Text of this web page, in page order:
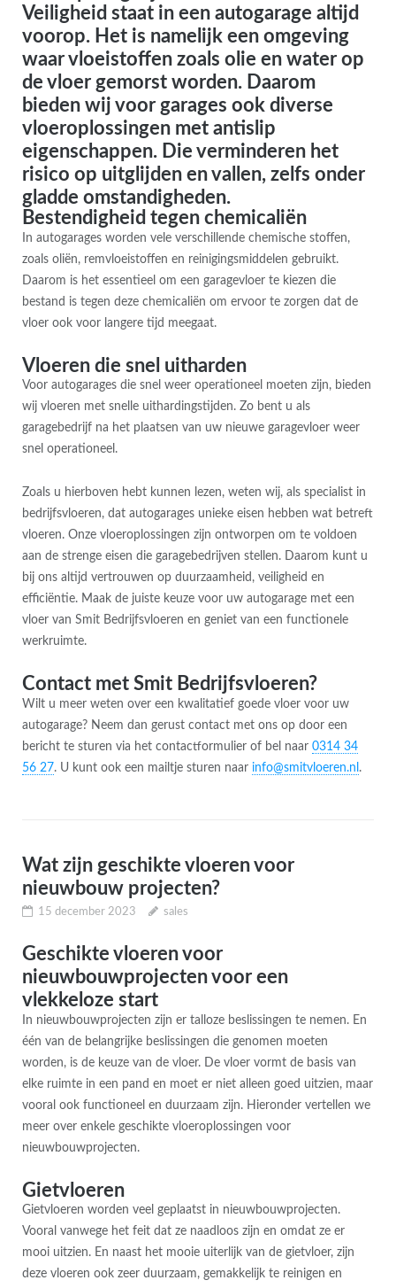
Veiligheid staat in een autogarage altijd
voorop. Het is namelijk een omgeving
waar vloeistoffen zoals olie en water op
de vloer gemorst worden. Daarom
bieden wij voor garages ook diverse
vloeroplossingen met antislip
eigenschappen. Die verminderen het
risico op uitglijden en vallen, zelfs onder
gladde omstandigheden.
Bestendigheid tegen chemicaliën
In autogarages worden vele verschillende chemische stoffen,
zoals oliën, remvloeistoffen en reinigingsmiddelen gebruikt.
Daarom is het essentieel om een garagevloer te kiezen die
bestand is tegen deze chemicaliën om ervoor te zorgen dat de
vloer ook voor langere tijd meegaat.
Vloeren die snel uitharden
Voor autogarages die snel weer operationeel moeten zijn, bieden
wij vloeren met snelle uithardingstijden. Zo bent u als
garagebedrijf na het plaatsen van uw nieuwe garagevloer weer
snel operationeel.
Zoals u hierboven hebt kunnen lezen, weten wij, als specialist in
bedrijfsvloeren, dat autogarages unieke eisen hebben wat betreft
vloeren. Onze vloeroplossingen zijn ontworpen om te voldoen
aan de strenge eisen die garagebedrijven stellen. Daarom kunt u
bij ons altijd vertrouwen op duurzaamheid, veiligheid en
efficiëntie. Maak de juiste keuze voor uw autogarage met een
vloer van Smit Bedrijfsvloeren en geniet van een functionele
werkruimte.
Contact met Smit Bedrijfsvloeren?
Wilt u meer weten over een kwalitatief goede vloer voor uw
autogarage? Neem dan gerust contact met ons op door een
bericht te sturen via het contactformulier of bel naar 0314 34
56 27. U kunt ook een mailtje sturen naar info@smitvloeren.nl .
Wat zijn geschikte vloeren voor
nieuwbouw projecten?
15 december 2023 sales
Geschikte vloeren voor
nieuwbouwprojecten voor een
vlekkeloze start
In nieuwbouwprojecten zijn er talloze beslissingen te nemen. En
één van de belangrijke beslissingen die genomen moeten
worden, is de keuze van de vloer. De vloer vormt de basis van
elke ruimte in een pand en moet er niet alleen goed uitzien, maar
vooral ook functioneel en duurzaam zijn. Hieronder vertellen we
meer over enkele geschikte vloeroplossingen voor
nieuwbouwprojecten.
Gietvloeren
Gietvloeren worden veel geplaatst in nieuwbouwprojecten.
Vooral vanwege het feit dat ze naadloos zijn en omdat ze er
mooi uitzien. En naast het mooie uiterlijk van de gietvloer, zijn
deze vloeren ook zeer duurzaam, gemakkelijk te reinigen en